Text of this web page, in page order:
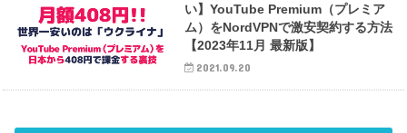
い】YouTube Premium（プレミア
ム）をNordVPNで激安契約する方法
【2023年11月 最新版】
2021.09.20